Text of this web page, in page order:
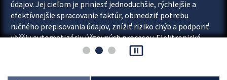
údajov. Jej cieľom je priniesť jednoduchšie, rýchlejšie a
efektívnejšie spracovanie faktúr, obmedziť potrebu
ručného prepisovania údajov, znížiť riziko chýb a podporiť
väčšiu automatizáciu účtovných procesov. Elektronická
fakturácia preto nepredstavuje...
pause_presentation